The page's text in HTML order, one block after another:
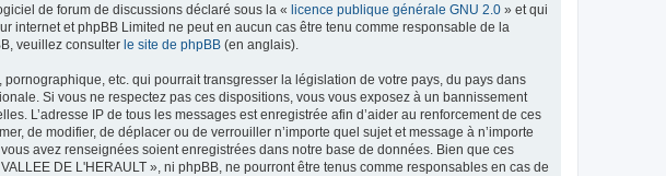
de forum de discussions déclaré sous la « licence publique générale GNU 2.0 » et qui
internet et phpBB Limited ne peut en aucun cas être tenu comme responsable de la
veuillez consulter le site de phpBB (en anglais).
etc. qui pourrait transgresser la législation de votre pays, du pays dans
Si vous ne respectez pas ces dispositions, vous vous exposez à un bannissement
L’adresse IP de tous les messages est enregistrée afin d’aider au renforcement de ces
de modifier, de déplacer ou de verrouiller n’importe quel sujet et message à n’importe
avez renseignées soient enregistrées dans notre base de données. Bien que ces
DE L'HERAULT », ni phpBB, ne pourront être tenus comme responsables en cas de